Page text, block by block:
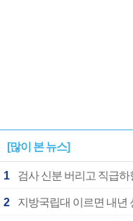
[많이 본 뉴스]
1
2 지방국립대 이르면 내년